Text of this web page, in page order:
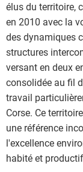
élus du territoire,
en 2010 avec la
des dynamiques
structures
versant en deux
consolidée au fil
travail
Corse. Ce
une référence
l'excellence
habité et